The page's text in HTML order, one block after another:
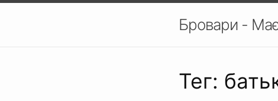
Бровари -
Тег: